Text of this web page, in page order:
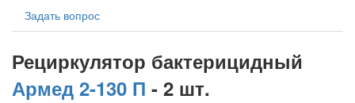
Задать вопрос
Рециркулятор бактерицидный
Армед 2-130 П - 2 шт.